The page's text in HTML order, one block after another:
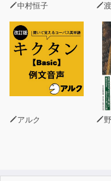
・スマホが一台あれば
・オーディオブックの
ト でコンテンツを楽し
音声メディアが今熱い
日本最大級のオーデ
「audiobook.jp」は
他の音声メディアも
中村恒子
アルク